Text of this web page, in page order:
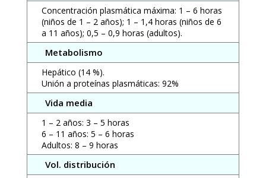
Concentración plasmática máxima: 1 – 6 horas
(niños de 1 – 2 años); 1 – 1,4 horas (niños de 6
a 11 años); 0,5 – 0,9 horas (adultos).
Metabolismo
Hepático (14 %).
Unión a proteínas plasmáticas: 92%
Vida media
1 – 2 años: 3 – 5 horas
6 – 11 años: 5 – 6 horas
Adultos: 8 – 9 horas
Vol. distribución